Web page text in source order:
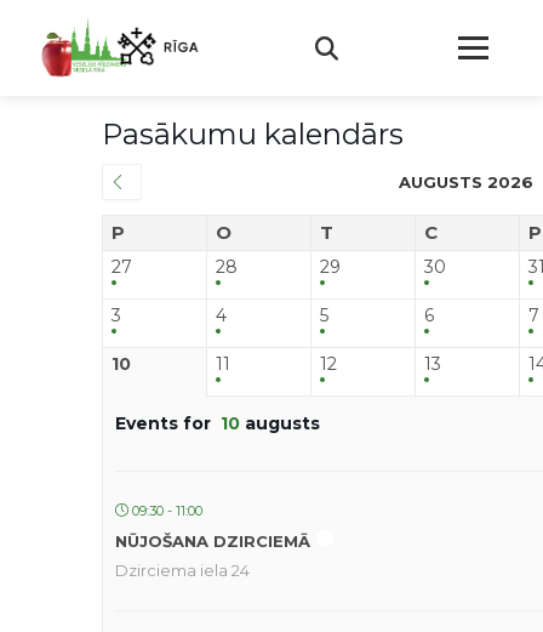
Pasākumu kalendārs
AUGUSTS 2026
P O T C
27 28 29 30
3 4 5 6 7
10 11 12 13
Events for 10 augusts
09:30 - 11:00
NŪJOŠANA DZIRCIEMĀ
Dzirciema iela 24